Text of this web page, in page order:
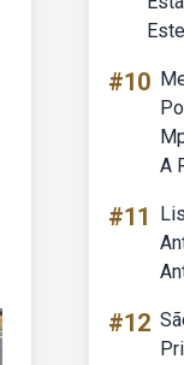
#10
A
#11
#12